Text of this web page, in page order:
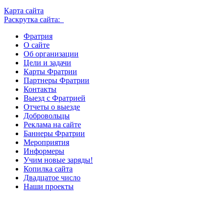
Карта сайта
Раскрутка сайта:
Фратрия
О сайте
Об организации
Цели и задачи
Карты Фратрии
Партнеры Фратрии
Контакты
Выезд с Фратрией
Отчеты о выезде
Добровольцы
Реклама на сайте
Баннеры Фратрии
Мероприятия
Информеры
Учим новые заряды!
Копилка сайта
Двадцатое число
Наши проекты